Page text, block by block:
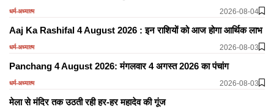
धर्म-अध्यात्म 2026-08-04
Aaj Ka Rashifal 4 August 2026 : इन राशियों को आज होगा आर्थिक लाभ
धर्म-अध्यात्म 2026-08-03
Panchang 4 August 2026: मंगलवार 4 अगस्त 2026 का पंचांग
धर्म-अध्यात्म 2026-08-03
मेला से मंदिर तक उठती रही हर-हर महादेव की गूंज